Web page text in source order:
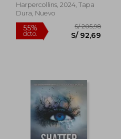
55%
dcto. S/ 70,67
Harpercollins, 2024, Tapa
Dura, Nuevo